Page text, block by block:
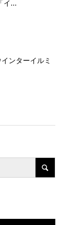
イ...
ンターイルミ